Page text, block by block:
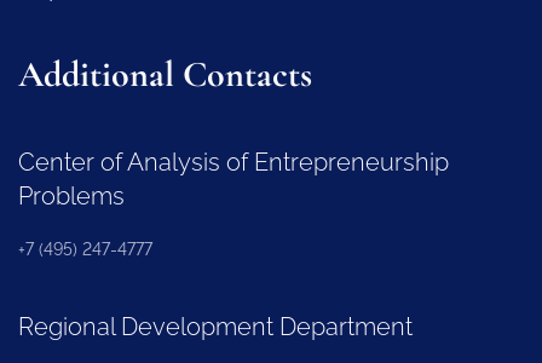
Additional Contacts
Center of Analysis of Entrepreneurship
Problems
+7 (495) 247-4777
Regional Development Department